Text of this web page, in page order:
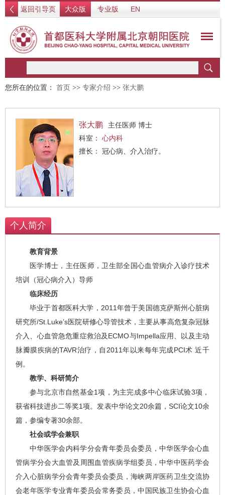
返回引导页 大众版 专业版 EN
您所在的位置： 首页 >> 专家介绍 >> 张大鹏
张大鹏
主任医师 博士
科室： 心内科
擅长： 冠心病、介入治疗。
个人简介
教育背景
医学博士，主任医师，卫生部全国心血管病介入诊疗技术
培训（冠心病介入）导师
临床经历
毕业于首都医科大学，2011年曾于美国德克萨斯州心脏病
研究所/St.Luke’s医院研修心导管技术，主要从事高危复杂冠脉
介入、心血管急危重症救治及ECMO与Impella应用、以及主动
脉瓣膜疾病的TAVR治疗，自2011年以来每年完成PCI术 近千
例。
教学、科研简介
参与北京市自然基金1项，为主完成多中心临床试验3项，
获省科技进步二等奖1项。发表中华论文20余篇，SCI论文10余
篇，参编专著30余部。
社会或学会兼职
中华医学会内科学分会青年委员会委员，中华医学会心血
管病学分会大血管及周围血管疾病学组委员，中华中医药学会
介入心脏病学分会青年委员会委员，海峡两岸医药卫生交流协
会老年医学专业青年委员会常务委员，中国民族卫生协会心血